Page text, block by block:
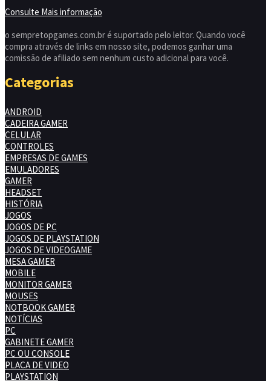
Consulte Mais informação
o sempretopgames.com.br é suportado pelo leitor. Quando você
compra através de links em nosso site, podemos ganhar uma
comissão de afiliado sem nenhum custo adicional para você.
Categorias
ANDROID
CADEIRA GAMER
CELULAR
CONTROLES
EMPRESAS DE GAMES
EMULADORES
GAMER
HEADSET
HISTÓRIA
JOGOS
JOGOS DE PC
JOGOS DE PLAYSTATION
JOGOS DE VIDEOGAME
MESA GAMER
MOBILE
MONITOR GAMER
MOUSES
NOTBOOK GAMER
NOTÍCIAS
PC
GABINETE GAMER
PC OU CONSOLE
PLACA DE VIDEO
PLAYSTATION